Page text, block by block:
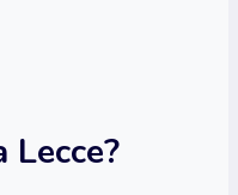
Lecce?